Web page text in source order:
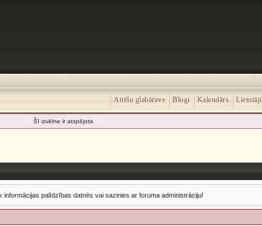
Lietotāji
Kalendārs
Blogi
Attēlu glabātuve
Šī izvēlne ir atspējota
palīdzības datnēs vai sazinies ar foruma administrāciju!